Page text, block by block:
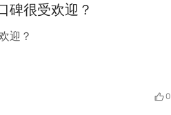
碑很受欢迎？
迎？
0